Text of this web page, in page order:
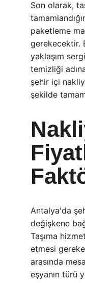
Son olarak,
paketleme
gerekecektir.
yaklaşım
temizliği
şehir içi
şekilde
Antalya'da
değişkene
Taşıma
etmesi
arasında
eşyanın türü